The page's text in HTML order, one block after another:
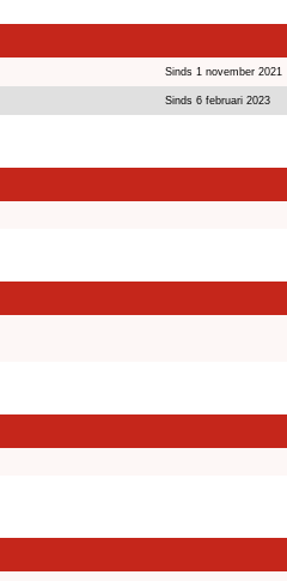
Sinds 1 november 2021
Sinds 6 februari 2023